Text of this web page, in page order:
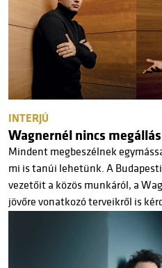
INTERJÚ
Wagnernél nincs megállás
Mindent megbeszélnek
mi is tanúi lehetünk. A
vezetőit a közös munkáról, a
jövőre vonatkozó terveikről is